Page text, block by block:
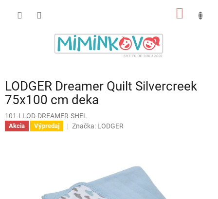
LODGER Dreamer Quilt Silvercreek
75x100 cm deka
101-LLOD-DREAMER-SHEL
Akcia Výpredaj Značka: LODGER